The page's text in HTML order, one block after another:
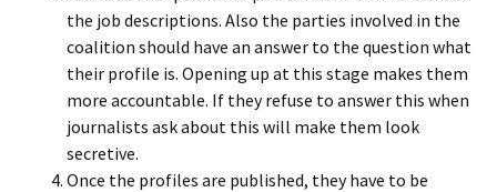
the job descriptions. Also the parties involved in the
coalition should have an answer to the question what
their profile is. Opening up at this stage makes them
more accountable. If they refuse to answer this when
journalists ask about this will make them look
secretive.
Once the profiles are published, they have to be